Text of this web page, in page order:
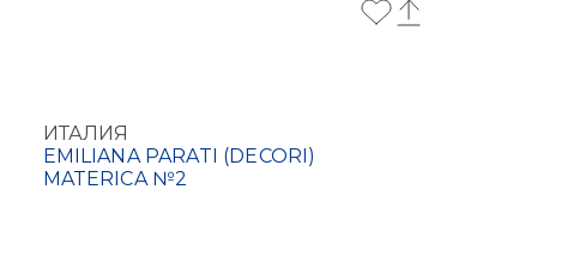
ИТАЛИЯ
EMILIANA PARATI (DECORI)
MATERICA №2